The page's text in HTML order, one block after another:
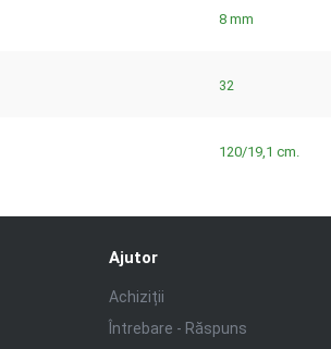
8 mm
32
120/19,1 cm.
Ajutor
Achiziții
Întrebare - Răspuns